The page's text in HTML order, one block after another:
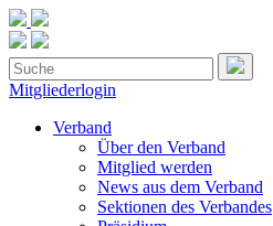
Mitgliederlogin
Verband
Über den Verband
Mitglied werden
News aus dem Verband
Sektionen des Verbandes